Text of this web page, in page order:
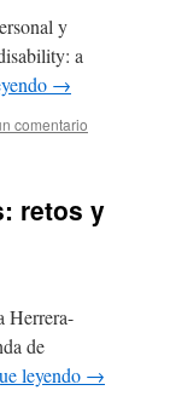
y
a
→
comentario
retos y
Herrera-
de
leyendo →